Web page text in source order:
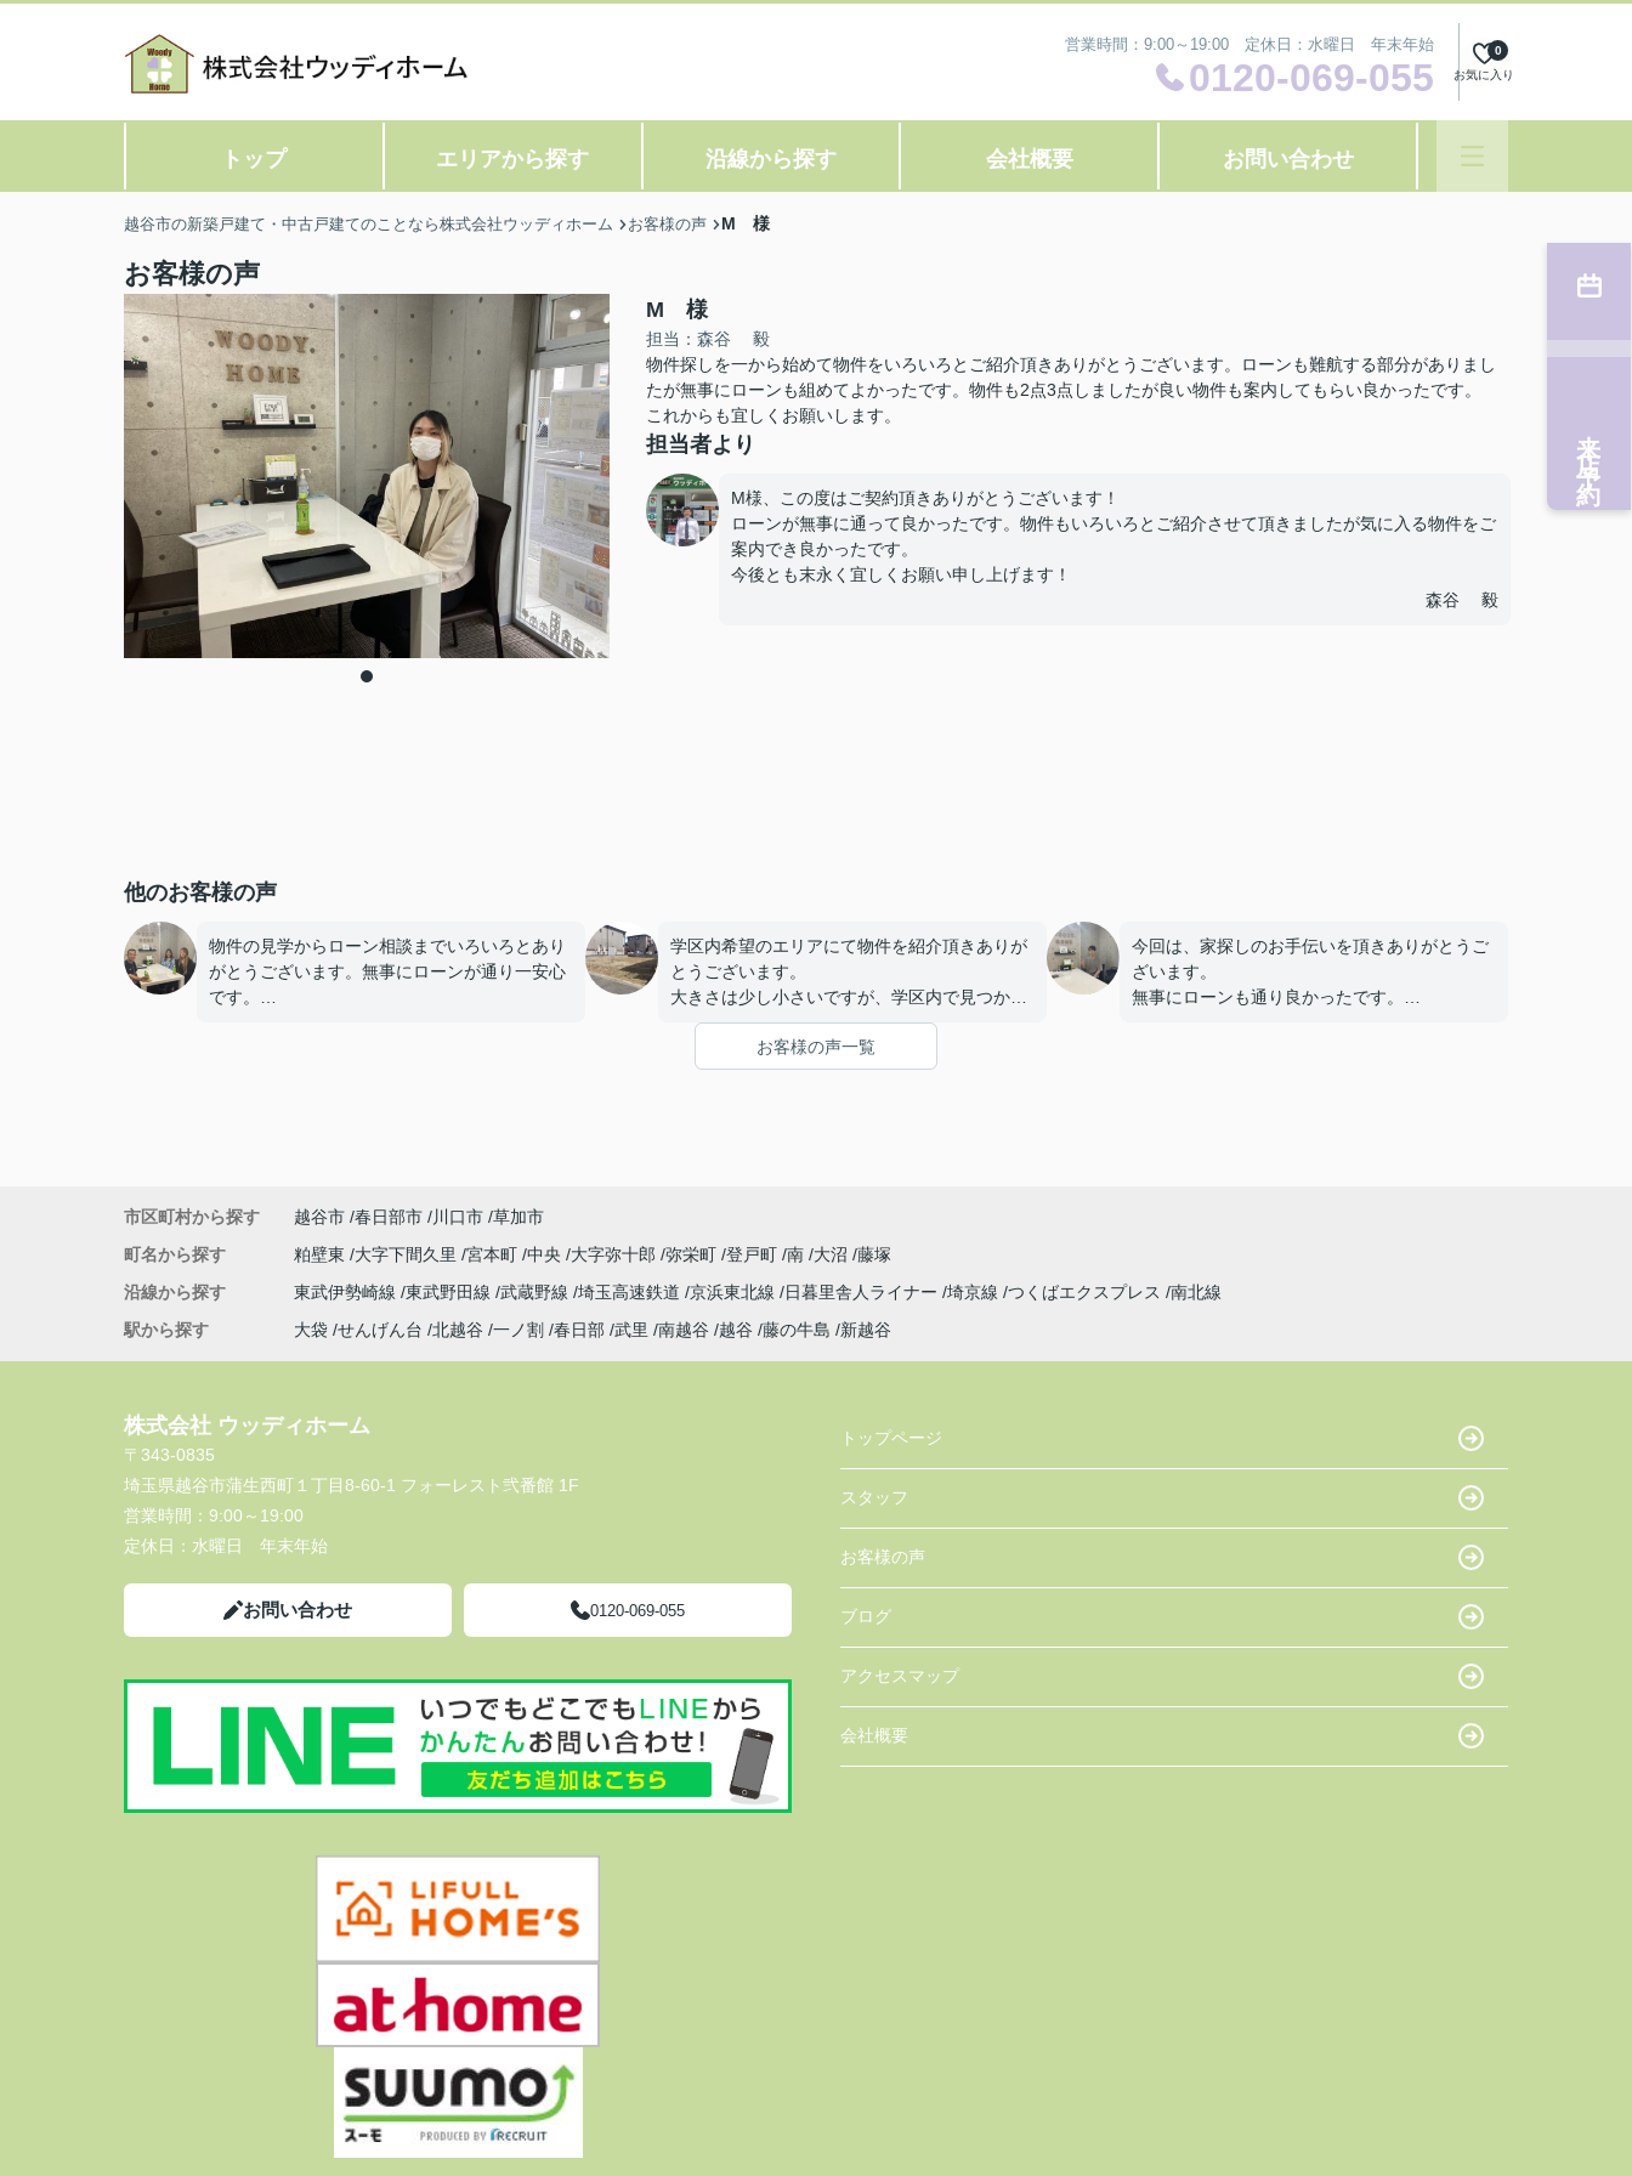
営業時間：9:00～19:00 定休日：水曜日 年末年始
0120-069-055 お気に入り
0
トップ エリアから探す 沿線から探す 会社概要 お問い合わせ
越谷市の新築戸建て・中古戸建てのことなら株式会社ウッディホーム お客様の声 M 様
お客様の声
M 様
担当：森谷 毅
物件探しを一から始めて物件をいろいろとご紹介頂きありがとうございます。ローンも難航する部分がありまし
たが無事にローンも組めてよかったです。物件も2点3点しましたが良い物件も案内してもらい良かったです。
これからも宜しくお願いします。
担当者より
M様、この度はご契約頂きありがとうございます！
ローンが無事に通って良かったです。物件もいろいろとご紹介させて頂きましたが気に入る物件をご
案内でき良かったです。
今後とも末永く宜しくお願い申し上げます！
森谷 毅
他のお客様の声
物件の見学からローン相談までいろいろとあり
がとうございます。無事にローンが通り一安心
です。
学区内希望のエリアにて物件を紹介頂きありが
とうございます。
大きさは少し小さいですが、学区内で見つかり
良かったです。
これからも宜しくお願いします。
今回は、家探しのお手伝いを頂きありがとうご
ざいます。
無事にローンも通り良かったです。
お客様の声一覧
来店予約
市区町村から探す 越谷市 春日部市 川口市 草加市
町名から探す
粕壁東 大字下間久里 宮本町 中央 大字弥十郎 弥栄町 登戸町 南 大沼 藤塚
沿線から探す
東武伊勢崎線 東武野田線 武蔵野線 埼玉高速鉄道 京浜東北線 日暮里舎人ライナー 埼京線 つくばエクスプレス
南北線
駅から探す
大袋 せんげん台 北越谷 一ノ割 春日部 武里 南越谷 越谷 藤の牛島 新越谷
株式会社 ウッディホーム
〒343-0835
埼玉県越谷市蒲生西町１丁目8-60-1 フォーレスト弐番館 1F
営業時間： 9:00～19:00
定休日： 水曜日 年末年始
お問い合わせ 0120-069-055
トップページ
スタッフ
お客様の声
ブログ
アクセスマップ
会社概要